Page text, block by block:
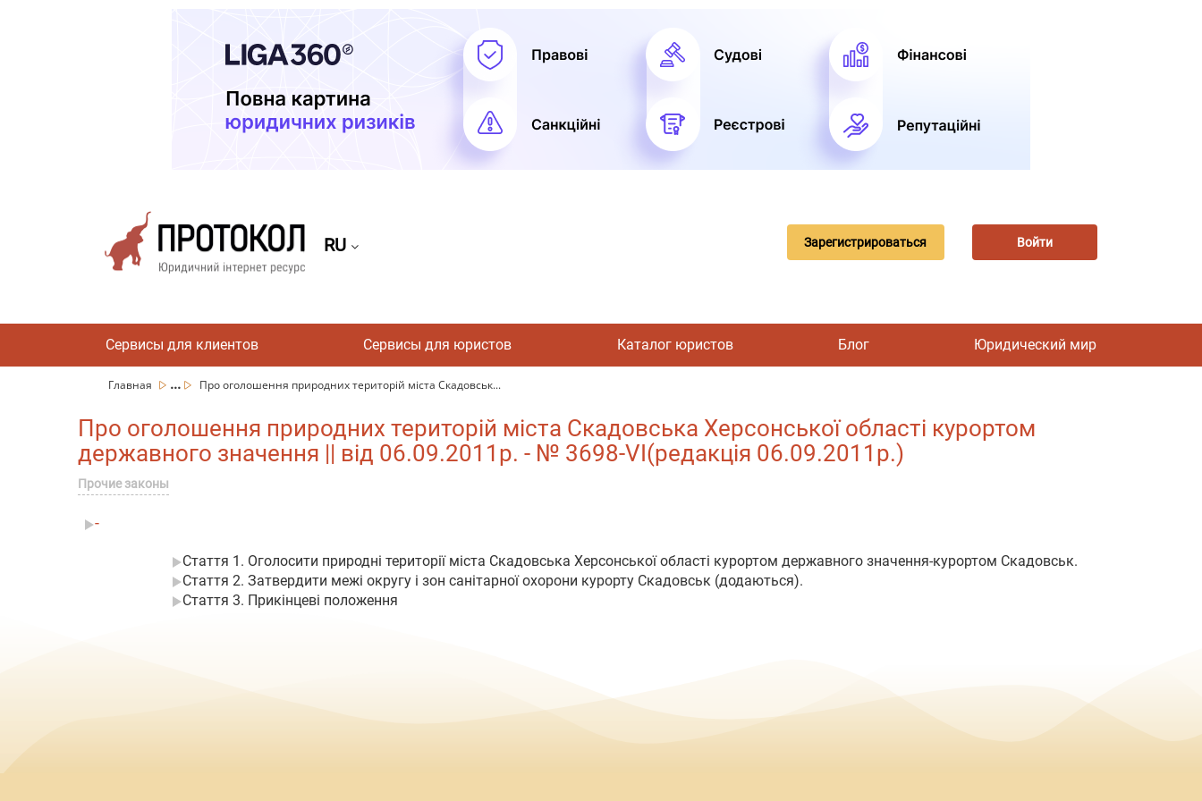
RU Зарегистрироваться Войти
Сервисы для клиентов Сервисы для юристов Каталог юристов Блог Юридический мир
Главная ... Про оголошення природних територій міста Скадовськ...
Про оголошення природних територій міста Скадовська Херсонської області курортом
державного значення || від 06.09.2011р. - № 3698-VI(редакція 06.09.2011р.)
Прочие законы
-
Стаття 1. Оголосити природні території міста Скадовська Херсонської області курортом державного значення-курортом Скадовськ.
Стаття 2. Затвердити межі округу і зон санітарної охорони курорту Скадовськ (додаються).
Стаття 3. Прикінцеві положення